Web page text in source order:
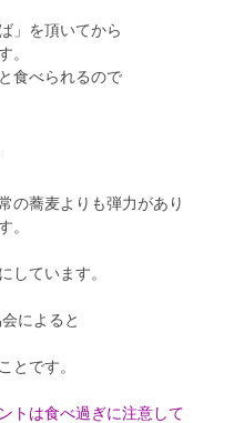
」を頂いてから
。
食べられるので
の蕎麦よりも弾力があり
。
しています。
によると
とです。
トは食べ過ぎに注意して